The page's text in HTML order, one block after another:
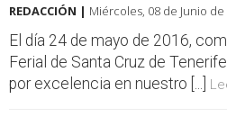
REDACCIÓN | Miércoles, 08 de Junio de
El día 24 de mayo de 2016,
Ferial de Santa Cruz de
por excelencia en nuestro [...]